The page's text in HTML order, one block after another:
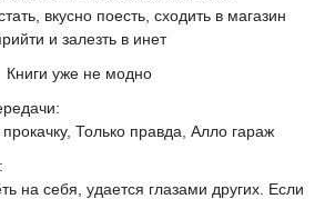
вкусно поесть, сходить в магазин
и залезть в инет
Книги уже не модно
Только правда, Алло гараж
на себя, удается глазами других. Если